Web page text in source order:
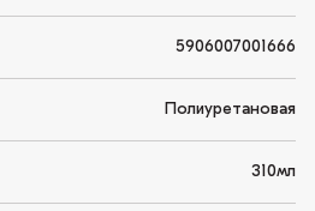
5906007001666
Полиуретановая
310мл